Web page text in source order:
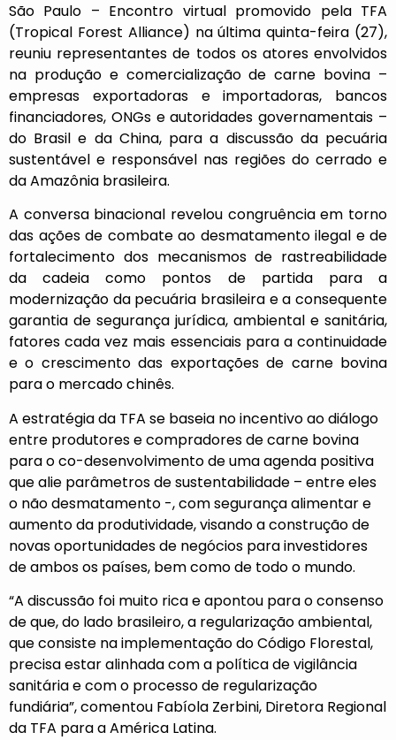
São Paulo – Encontro virtual promovido pela TFA
(Tropical Forest Alliance) na última quinta-feira (27),
reuniu representantes de todos os atores envolvidos
na produção e comercialização de carne bovina –
empresas exportadoras e importadoras, bancos
financiadores, ONGs e autoridades governamentais –
do Brasil e da China, para a discussão da pecuária
sustentável e responsável nas regiões do cerrado e
da Amazônia brasileira.
A conversa binacional revelou congruência em torno
das ações de combate ao desmatamento ilegal e de
fortalecimento dos mecanismos de rastreabilidade
da cadeia como pontos de partida para a
modernização da pecuária brasileira e a consequente
garantia de segurança jurídica, ambiental e sanitária,
fatores cada vez mais essenciais para a continuidade
e o crescimento das exportações de carne bovina
para o mercado chinês.
A estratégia da TFA se baseia no incentivo ao diálogo
entre produtores e compradores de carne bovina
para o co-desenvolvimento de uma agenda positiva
que alie parâmetros de sustentabilidade – entre eles
o não desmatamento -, com segurança alimentar e
aumento da produtividade, visando a construção de
novas oportunidades de negócios para investidores
de ambos os países, bem como de todo o mundo.
“A discussão foi muito rica e apontou para o consenso
de que, do lado brasileiro, a regularização ambiental,
que consiste na implementação do Código Florestal,
precisa estar alinhada com a política de vigilância
sanitária e com o processo de regularização
fundiária”, comentou Fabíola Zerbini, Diretora Regional
da TFA para a América Latina.